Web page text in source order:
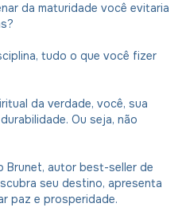
da maturidade você evitaria
tudo o que você fizer
da verdade, você, sua
Ou seja, não
Brunet, autor best-seller de
seu destino, apresenta
paz e prosperidade.